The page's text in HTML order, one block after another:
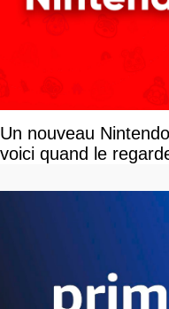
Un nouveau
voici quand le